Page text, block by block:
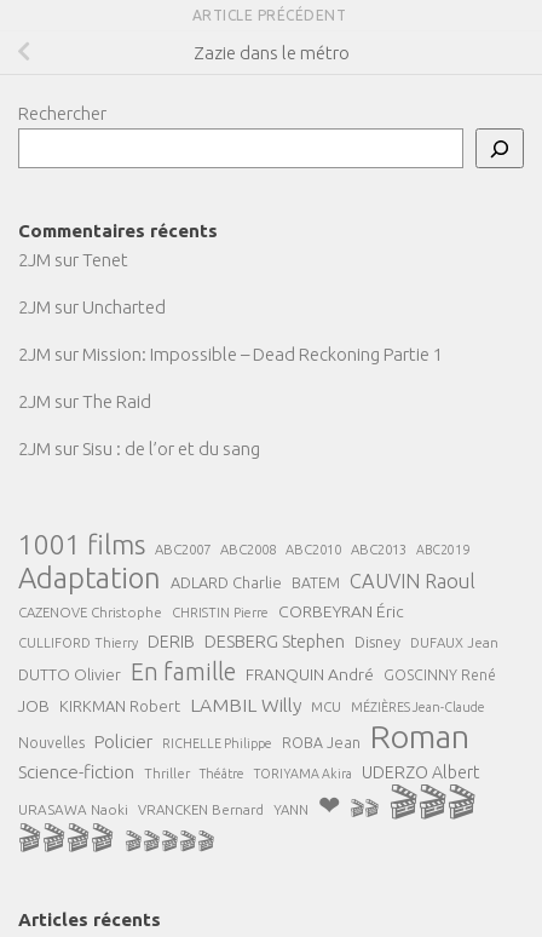
ARTICLE PRÉCÉDENT
Zazie dans le métro
Rechercher
Commentaires récents
2JM surTenet
2JM sur Uncharted
2JM sur Mission: Impossible – Dead Reckoning Partie 1
2JM surThe Raid
2JM sur Sisu : de l’or et du sang
1001 films ABC2007 ABC2008 ABC2010 ABC2013 ABC2019
Adaptation ADLARD Charlie BATEM CAUVIN Raoul
CAZENOVE Christophe CHRISTIN Pierre CORBEYRAN Éric
CULLIFORD Thierry DERIB DESBERG Stephen Disney DUFAUX Jean
DUTTO Olivier En famille FRANQUIN André GOSCINNY René
JOB KIRKMAN Robert LAMBIL Willy MCU MÉZIÈRES Jean-Claude
Nouvelles Policier RICHELLE Philippe ROBA Jean Roman
Science-fiction Thriller Théâtre TORIYAMA Akira UDERZO Albert
URASAWA Naoki VRANCKEN Bernard YANN ❤ 🎬🎬 🎬🎬🎬
🎬🎬🎬🎬 🎬🎬🎬🎬🎬
Articles récents